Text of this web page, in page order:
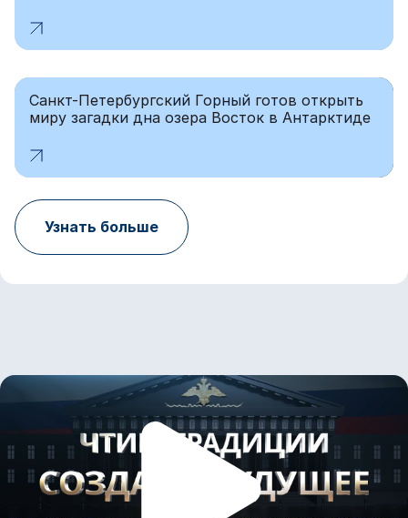
Санкт-Петербургский Горный готов открыть
миру загадки дна озера Восток в Антарктиде
Узнать больше